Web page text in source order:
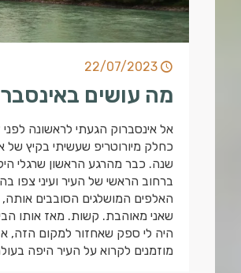
22/07/2023
מה עושים
כחלק מיורוטריפ שעשיתי בקיץ של
שנה. כבר מהרגע הראשון שרגלי
ברחוב הראשי של העיר ועיני צפו
האלפים המושלגים הסובבים אותה,
שאני מאוהבת. קשות. מאז אותו
היה לי ספק שאחזור למקום הזה,
מוזמנים לקרוא על העיר היפה